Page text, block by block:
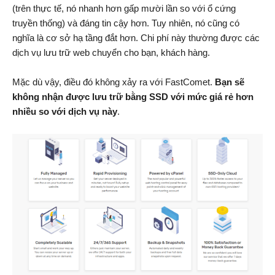
(trên thực tế, nó nhanh hơn gấp mười lần so với ổ cứng
truyền thống) và đáng tin cậy hơn. Tuy nhiên, nó cũng có
nghĩa là cơ sở hạ tầng đắt hơn. Chi phí này thường được các
dịch vụ lưu trữ web chuyển cho bạn, khách hàng.
Mặc dù vậy, điều đó không xảy ra với FastComet. Bạn sẽ
không nhận được lưu trữ bằng SSD với mức giá rẻ hơn
nhiều so với dịch vụ này.